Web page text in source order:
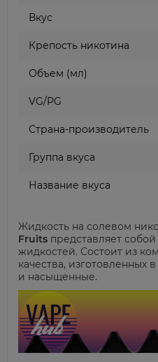
Вкус
Крепость никотина
Объем (мл)
VG/PG
Страна-производитель
Группа вкуса
Название вкуса
Жидкость на солевом
Fruits представляет
жидкостей. Состоит из
качества, изготовленных
и насыщенные.